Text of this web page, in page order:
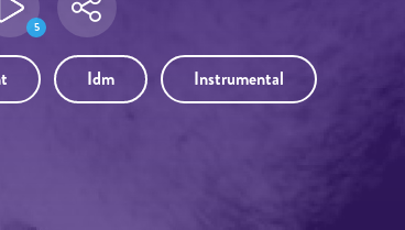
5
Idm Instrumental